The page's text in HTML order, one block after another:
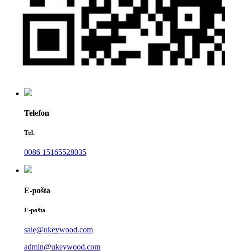
Telefon
Tel.
0086 15165528035
E-pošta
E-pošta
sale@ukeywood.com
admin@ukeywood.com